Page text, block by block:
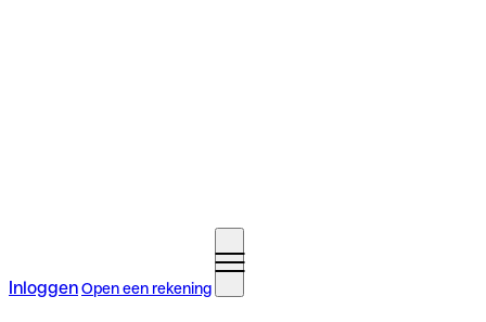
InloggenOpen een rekening